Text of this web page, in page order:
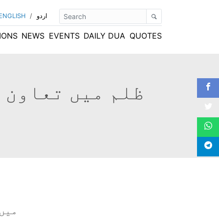
/ اردو
NEWS EVENTS DAILY DUA QUOTES
ظلم میں